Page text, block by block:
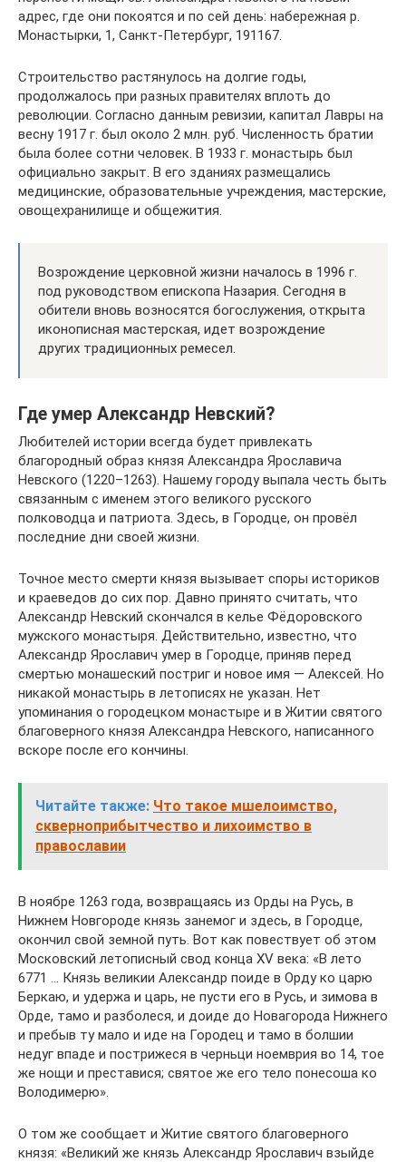
адрес, где они покоятся и по сей день: набережная р.
Монастырки, 1, Санкт-Петербург, 191167.
Строительство растянулось на долгие годы,
продолжалось при разных правителях вплоть до
революции. Согласно данным ревизии, капитал Лавры на
весну 1917 г. был около 2 млн. руб. Численность братии
была более сотни человек. В 1933 г. монастырь был
официально закрыт. В его зданиях размещались
медицинские, образовательные учреждения, мастерские,
овощехранилище и общежития.
Возрождение церковной жизни началось в 1996 г.
под руководством епископа Назария. Сегодня в
обители вновь возносятся богослужения, открыта
иконописная мастерская, идет возрождение
других традиционных ремесел.
Где умер Александр Невский?
Любителей истории всегда будет привлекать
благородный образ князя Александра Ярославича
Невского (1220–1263). Нашему городу выпала честь быть
связанным с именем этого великого русского
полководца и патриота. Здесь, в Городце, он провёл
последние дни своей жизни.
Точное место смерти князя вызывает споры историков
и краеведов до сих пор. Давно принято считать, что
Александр Невский скончался в келье Фёдоровского
мужского монастыря. Действительно, известно, что
Александр Ярославич умер в Городце, приняв перед
смертью монашеский постриг и новое имя — Алексей. Но
никакой монастырь в летописях не указан. Нет
упоминания о городецком монастыре и в Житии святого
благоверного князя Александра Невского, написанного
вскоре после его кончины.
Читайте также: Что такое мшелоимство,
скверноприбытчество и лихоимство в
православии
В ноябре 1263 года, возвращаясь из Орды на Русь, в
Нижнем Новгороде князь занемог и здесь, в Городце,
окончил свой земной путь. Вот как повествует об этом
Московский летописный свод конца XV века: «В лето
6771 … Князь великии Александр поиде в Орду ко царю
Беркаю, и удержа и царь, не пусти его в Русь, и зимова в
Орде, тамо и разболеся, и доиде до Новагорода Нижнего
и пребыв ту мало и иде на Городец и тамо в болшии
недуг впаде и пострижеся в черньци ноемврия во 14, тое
же нощи и преставися; святое же его тело понесоша ко
Володимерю».
О том же сообщает и Житие святого благоверного
князя: «Великий же князь Александр Ярославич взыйде